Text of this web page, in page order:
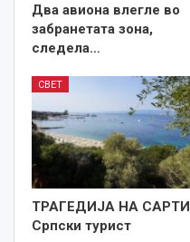
Два авиона влегле во
забранетата зона,
следела…
СВЕТ
ТРАГЕДИЈА НА САРТИ
Српски турист